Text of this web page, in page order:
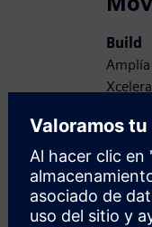
Build
Sell